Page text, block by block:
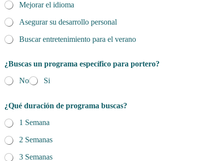
Mejorar el idioma
Asegurar su desarrollo personal
Buscar entretenimiento para el verano
¿Buscas un programa específico para portero?
No
Si
¿Qué duración de programa buscas?
1 Semana
2 Semanas
3 Semanas